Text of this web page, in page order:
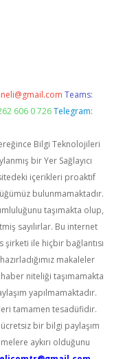
Teams:
606 0 726 Telegram:
Bilgi Teknolojileri
bir Yer Sağlayıcı
içerikleri proaktif
bulunmamaktadır.
taşımakta olup,
sayılırlar. Bu internet
şirketi ile hiçbir bağlantısı
makaleler
niteliği taşımamakta
yapılmamaktadır.
tamamen tesadüfidir.
bir bilgi paylaşım
aykırı olduğunu